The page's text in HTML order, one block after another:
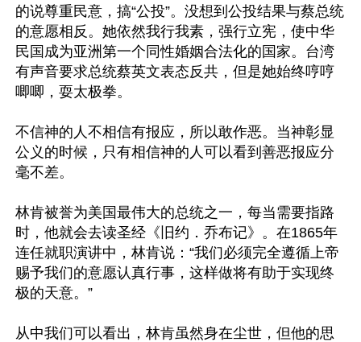
的说尊重民意，搞“公投”。没想到公投结果与蔡总统
的意愿相反。她依然我行我素，强行立宪，使中华
民国成为亚洲第一个同性婚姻合法化的国家。台湾
有声音要求总统蔡英文表态反共，但是她始终哼哼
唧唧，耍太极拳。
不信神的人不相信有报应，所以敢作恶。当神彰显
公义的时候，只有相信神的人可以看到善恶报应分
毫不差。
林肯被誉为美国最伟大的总统之一，每当需要指路
时，他就会去读圣经《旧约．乔布记》。在1865年
连任就职演讲中，林肯说：“我们必须完全遵循上帝
赐予我们的意愿认真行事，这样做将有助于实现终
极的天意。”
从中我们可以看出，林肯虽然身在尘世，但他的思